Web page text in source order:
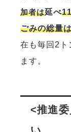
加者は延べ
ごみの総量
在も毎回2ト
ます。
<推進